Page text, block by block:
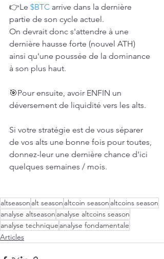
👉Le $BTC arrive dans la dernière
partie de son cycle actuel.
On devrait donc s'attendre à une
dernière hausse forte (nouvel ATH)
ainsi qu'une poussée de la dominance
à son plus haut.
🎯Pour ensuite, avoir ENFIN un
déversement de liquidité vers les alts.
Si votre stratégie est de vous séparer
de vos alts une bonne fois pour toutes,
donnez-leur une dernière chance d'ici
quelques semaines / mois.
altseason alt season altcoin season altcoins season
analyse altseason analyse altcoins season
analyse technique analyse fondamentale
Articles